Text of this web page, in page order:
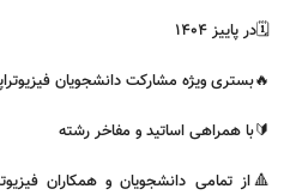
🗓در پاییز ۱۴۰۴
🔥بستری ویژه مشارکت دانشجویان
🔰با همراهی اساتید و مفاخر رشته
🔺از تمامی دانشجویان و همکاران